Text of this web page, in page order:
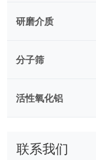
研磨介质
分子筛
活性氧化铝
联系我们